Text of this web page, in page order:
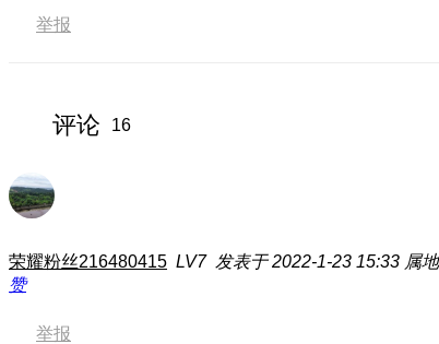
举报
评论 16
荣耀粉丝216480415 LV7 发表于 2022-1-23 15:33 属
赞
举报